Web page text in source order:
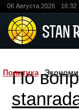
06 Августа 2026 16:32
Политика
По